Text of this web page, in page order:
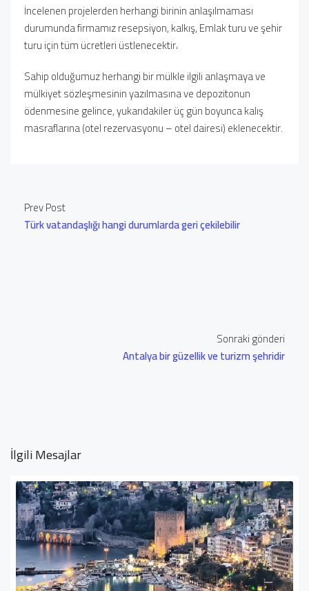
İncelenen projelerden herhangi birinin anlaşılmaması
durumunda firmamız resepsiyon, kalkış, Emlak turu ve şehir
turu için tüm ücretleri üstlenecektir،
Sahip olduğumuz herhangi bir mülkle ilgili anlaşmaya ve
mülkiyet sözleşmesinin yazılmasına ve depozitonun
ödenmesine gelince, yukarıdakiler üç gün boyunca kalış
masraflarına (otel rezervasyonu – otel dairesi) eklenecektir.
Prev Post
Türk vatandaşlığı hangi durumlarda geri çekilebilir
Sonraki gönderi
Antalya bir güzellik ve turizm şehridir
İlgili Mesajlar